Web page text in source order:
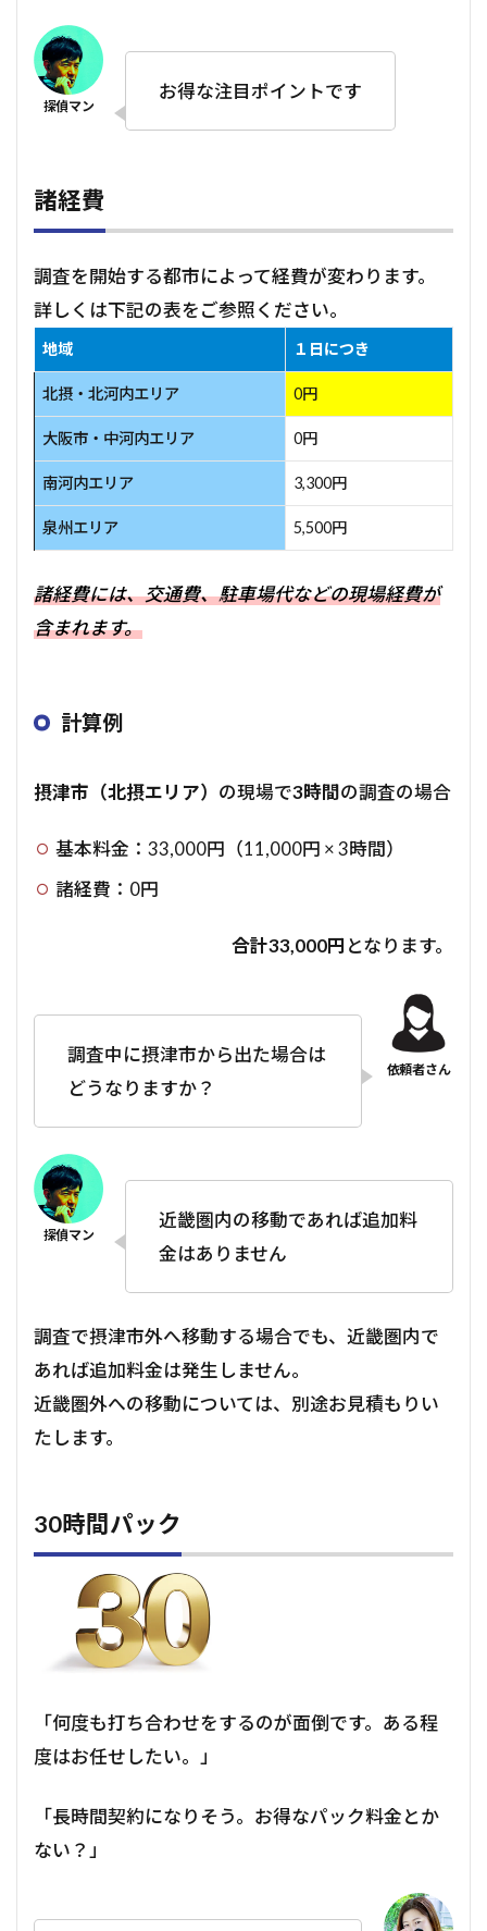
お得な注目ポイントです
諸経費
調査を開始する都市によって経費が変わります。
詳しくは下記の表をご参照ください。
地域 １日につき
北摂・北河内エリア 0円
大阪市・中河内エリア 0円
南河内エリア 3,300円
泉州エリア 5,500円
諸経費には、交通費、駐車場代などの現場経費が
含まれます。
計算例
摂津市（北摂エリア） の現場で3時間の調査の場合
基本料金：33,000円（11,000円 × 3時間）
諸経費：0円
合計33,000円 となります。
調査中に摂津市から出た場合は
どうなりますか？
近畿圏内の移動であれば追加料
金はありません
調査で摂津市外へ移動する場合でも、近畿圏内で
あれば追加料金は発生しません。
近畿圏外への移動については、別途お見積もりい
たします。
30時間パック
「何度も打ち合わせをするのが面倒です。ある程
度はお任せしたい。」
「長時間契約になりそう。お得なパック料金とか
ない？」